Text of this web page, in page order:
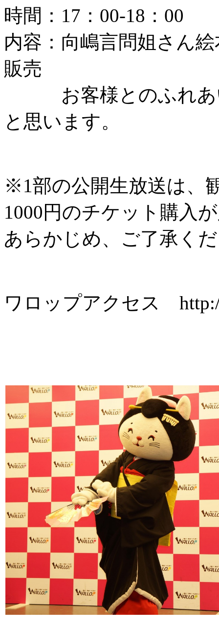
時間：17：00-18：00
内容：向嶋言問姐さん
販売
お客様とのふれあい
と思います。
※1部の公開生放送は、
1000円のチケット購入
あらかじめ、ご了承く
ワロップアクセス